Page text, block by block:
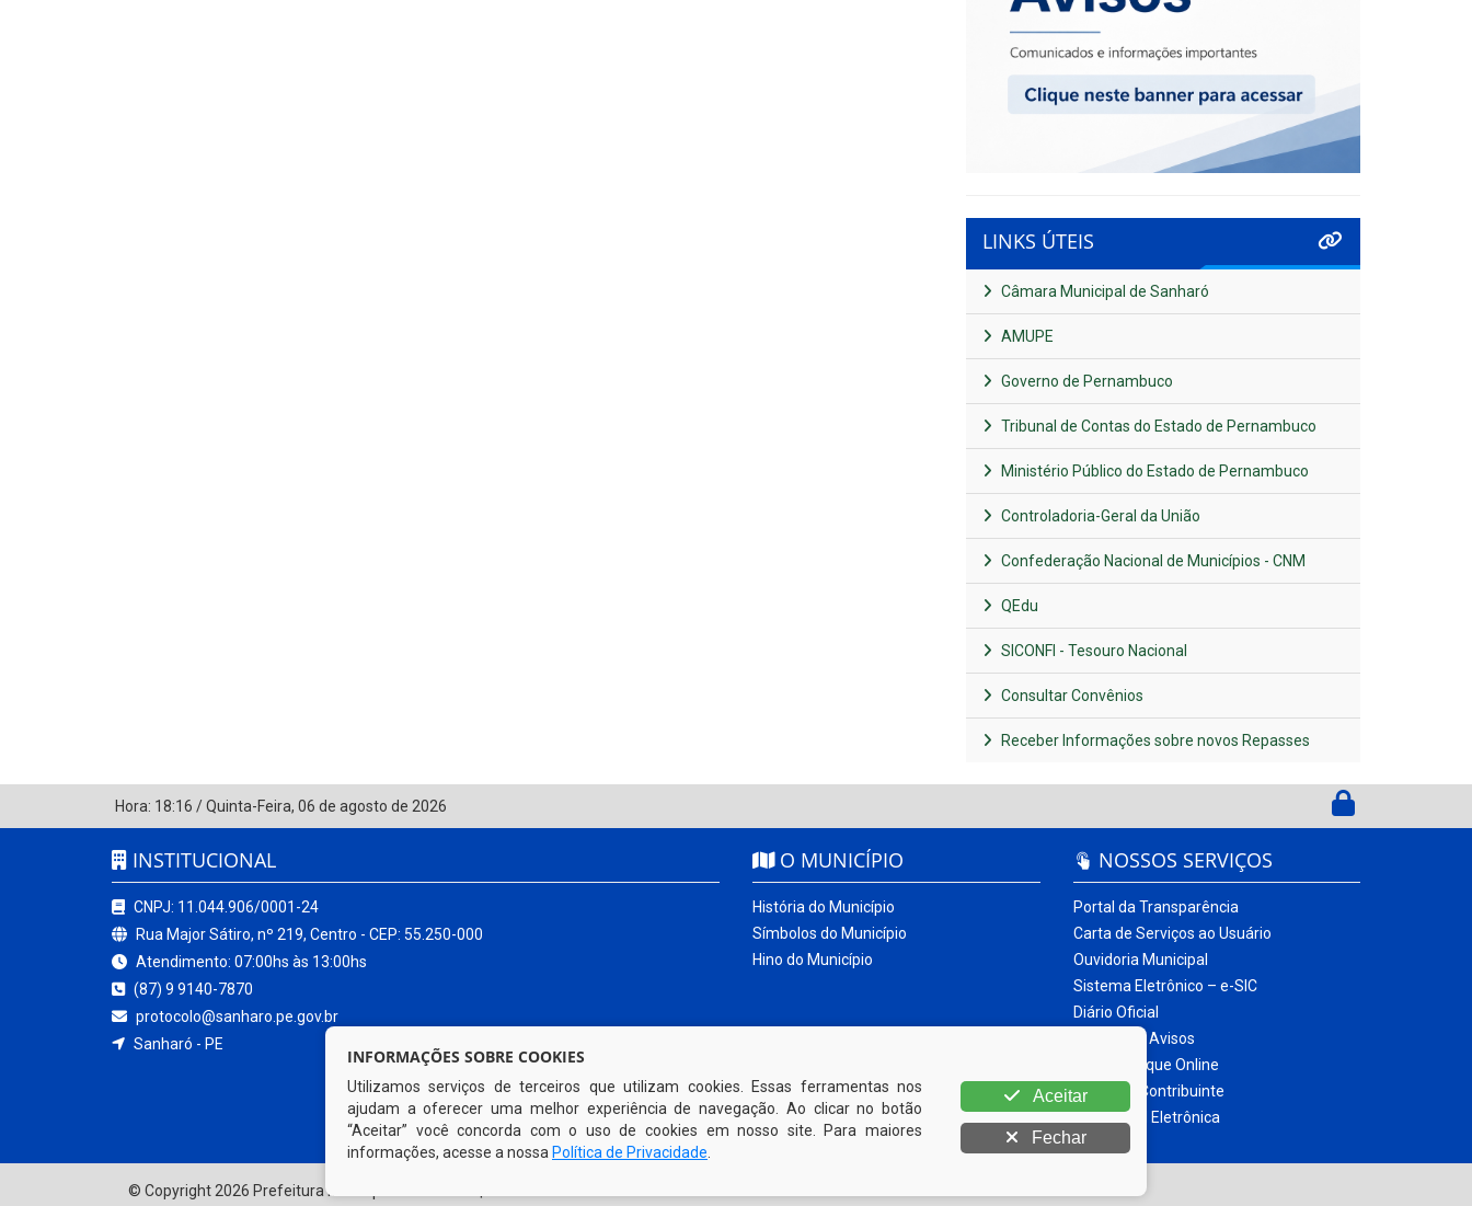
LINKS ÚTEIS
Câmara Municipal de Sanharó
AMUPE
Governo de Pernambuco
Tribunal de Contas do Estado de Pernambuco
Ministério Público do Estado de Pernambuco
Controladoria-Geral da União
Confederação Nacional de Municípios - CNM
QEdu
SICONFI - Tesouro Nacional
Consultar Convênios
Receber Informações sobre novos Repasses
Hora: 18:16 /Quinta-Feira, 06 de agosto de 2026
INSTITUCIONAL
CNPJ: 11.044.906/0001-24
Rua Major Sátiro, nº 219, Centro - CEP: 55.250-000
Atendimento: 07:00hs às 13:00hs
(87) 9 9140-7870
protocolo@sanharo.pe.gov.br
Sanharó - PE
O MUNICÍPIO
História do Município
Símbolos do Município
Hino do Município
NOSSOS SERVIÇOS
Portal da Transparência
Carta de Serviços ao Usuário
Ouvidoria Municipal
Sistema Eletrônico – e-SIC
Diário Oficial
Quadro de Avisos
Contracheque Online
Portal do Contribuinte
Nota Fiscal Eletrônica
© Copyright 2026 Prefeitura Municipal de Sanharó | Todos os direitos reservados
INFORMAÇÕES SOBRE COOKIES
Utilizamos serviços de terceiros que utilizam cookies. Essas ferramentas nos
ajudam a oferecer uma melhor experiência de navegação. Ao clicar no botão
“Aceitar” você concorda com o uso de cookies em nosso site. Para maiores
informações, acesse a nossa Política de Privacidade
Aceitar
Fechar